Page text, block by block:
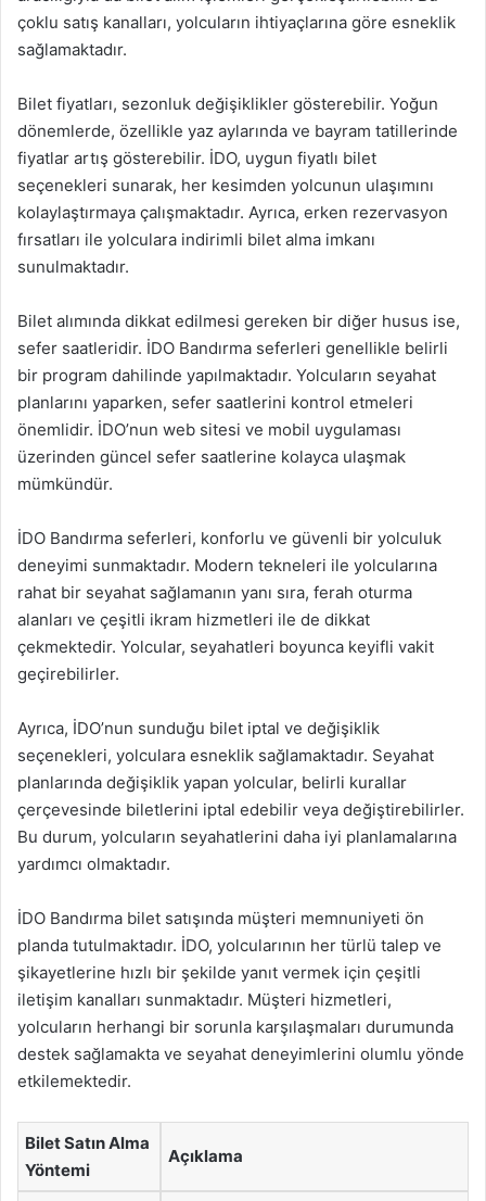
çoklu satış kanalları, yolcuların ihtiyaçlarına göre esneklik
sağlamaktadır.
Bilet fiyatları, sezonluk değişiklikler gösterebilir. Yoğun
dönemlerde, özellikle yaz aylarında ve bayram tatillerinde
fiyatlar artış gösterebilir. İDO, uygun fiyatlı bilet
seçenekleri sunarak, her kesimden yolcunun ulaşımını
kolaylaştırmaya çalışmaktadır. Ayrıca, erken rezervasyon
fırsatları ile yolculara indirimli bilet alma imkanı
sunulmaktadır.
Bilet alımında dikkat edilmesi gereken bir diğer husus ise,
sefer saatleridir. İDO Bandırma seferleri genellikle belirli
bir program dahilinde yapılmaktadır. Yolcuların seyahat
planlarını yaparken, sefer saatlerini kontrol etmeleri
önemlidir. İDO’nun web sitesi ve mobil uygulaması
üzerinden güncel sefer saatlerine kolayca ulaşmak
mümkündür.
İDO Bandırma seferleri, konforlu ve güvenli bir yolculuk
deneyimi sunmaktadır. Modern tekneleri ile yolcularına
rahat bir seyahat sağlamanın yanı sıra, ferah oturma
alanları ve çeşitli ikram hizmetleri ile de dikkat
çekmektedir. Yolcular, seyahatleri boyunca keyifli vakit
geçirebilirler.
Ayrıca, İDO’nun sunduğu bilet iptal ve değişiklik
seçenekleri, yolculara esneklik sağlamaktadır. Seyahat
planlarında değişiklik yapan yolcular, belirli kurallar
çerçevesinde biletlerini iptal edebilir veya değiştirebilirler.
Bu durum, yolcuların seyahatlerini daha iyi planlamalarına
yardımcı olmaktadır.
İDO Bandırma bilet satışında müşteri memnuniyeti ön
planda tutulmaktadır. İDO, yolcularının her türlü talep ve
şikayetlerine hızlı bir şekilde yanıt vermek için çeşitli
iletişim kanalları sunmaktadır. Müşteri hizmetleri,
yolcuların herhangi bir sorunla karşılaşmaları durumunda
destek sağlamakta ve seyahat deneyimlerini olumlu yönde
etkilemektedir.
Bilet Satın Alma
Yöntemi
Açıklama